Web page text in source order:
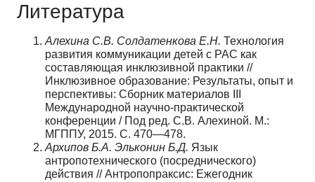
Литература
Алехина С.В. Солдатенкова Е.Н. Технология
развития коммуникации детей с РАС как
составляющая инклюзивной практики //
Инклюзивное образование: Результаты, опыт и
перспективы: Сборник материалов III
Международной научно-практической
конференции / Под ред. С.В. Алехиной. М.:
МГППУ, 2015. С. 470—478.
Архипов Б.А. Эльконин Б.Д. Язык
антропотехнического (посреднического)
действия // Антропопраксис: Ежегодник